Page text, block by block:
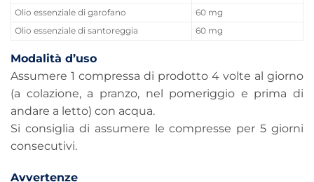
Olio essenziale di garofano
60 mg
Olio essenziale di santoreggia
60 mg
Modalità d’uso
Assumere 1 compressa di prodotto 4 volte al giorno
(a colazione, a pranzo, nel pomeriggio e prima di
andare a letto) con acqua.
Si consiglia di assumere le compresse per 5 giorni
consecutivi.
Avvertenze